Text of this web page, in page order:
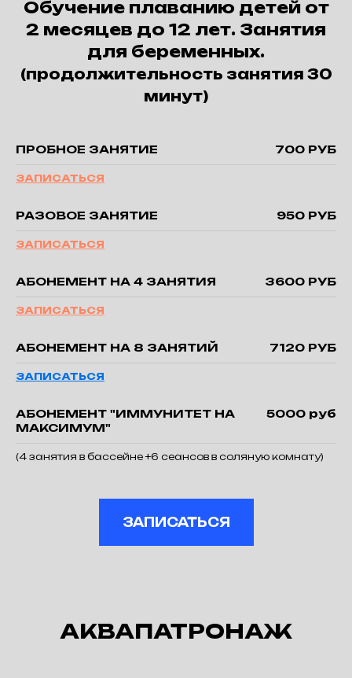
Обучение плаванию детей от
2 месяцев до 12 лет. Занятия
для беременных.
(продолжительность занятия 30
минут)
ПРОБНОЕ ЗАНЯТИЕ 700 РУБ
ЗАПИСАТЬСЯ
РАЗОВОЕ ЗАНЯТИЕ 950 РУБ
ЗАПИСАТЬСЯ
АБОНЕМЕНТ НА 4 ЗАНЯТИЯ 3600 РУБ
ЗАПИСАТЬСЯ
АБОНЕМЕНТ НА 8 ЗАНЯТИЙ 7120 РУБ
ЗАПИСАТЬСЯ
АБОНЕМЕНТ "ИММУНИТЕТ НА
МАКСИМУМ"
5000 руб
(4 занятия в бассейне +6 сеансов в соляную комнату)
ЗАПИСАТЬСЯ
АКВАПАТРОНАЖ